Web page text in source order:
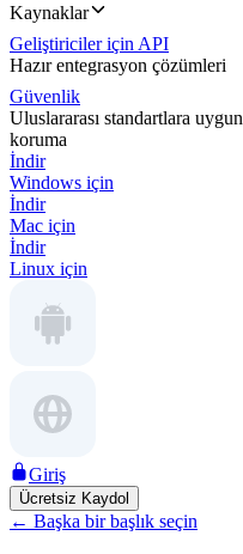
Kaynaklar
Geliştiriciler için API
Hazır entegrasyon çözümleri
Güvenlik
Uluslararası standartlara uygun
koruma
İndir
Windows için
İndir
Mac için
İndir
Linux için
Giriş
Ücretsiz Kaydol
← Başka bir başlık seçin